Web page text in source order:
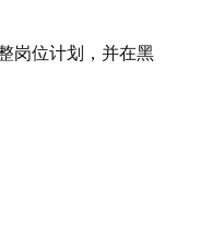
岗位计划， 并在黑